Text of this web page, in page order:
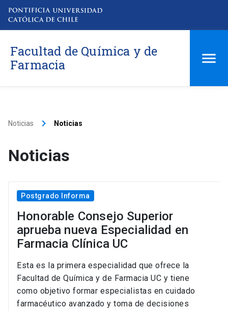
Facultad de Química y de
Farmacia
Noticias keyboard_arrow_right Noticias
Noticias
Postgrado Informa
Honorable Consejo Superior
aprueba nueva Especialidad en
Farmacia Clínica UC
Esta es la primera especialidad que ofrece la
Facultad de Química y de Farmacia UC y tiene
como objetivo formar especialistas en cuidado
farmacéutico avanzado y toma de decisiones